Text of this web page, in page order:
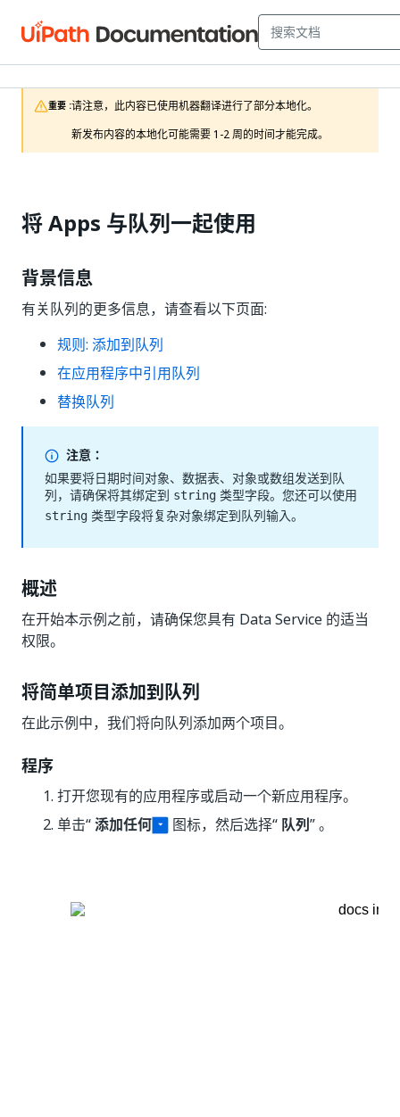
重要 :请注意，此内容已使用机器翻译进行了部分本地化。
新发布内容的本地化可能需要 1-2 周的时间才能完成。
将 Apps 与队列一起使用
背景信息
有关队列的更多信息，请查看以下页面:
规则: 添加到队列
在应用程序中引用队列
替换队列
注意：
如果要将日期时间对象、数据表、对象或数组发送到队
列，请确保将其绑定到 string 类型字段。您还可以使用
string 类型字段将复杂对象绑定到队列输入。
概述
在开始本示例之前，请确保您具有 Data Service 的适当
权限。
将简单项目添加到队列
在此示例中，我们将向队列添加两个项目。
程序
打开您现有的应用程序或启动一个新应用程序。
单击“添加任何 图标，然后选择“ 队列” 。